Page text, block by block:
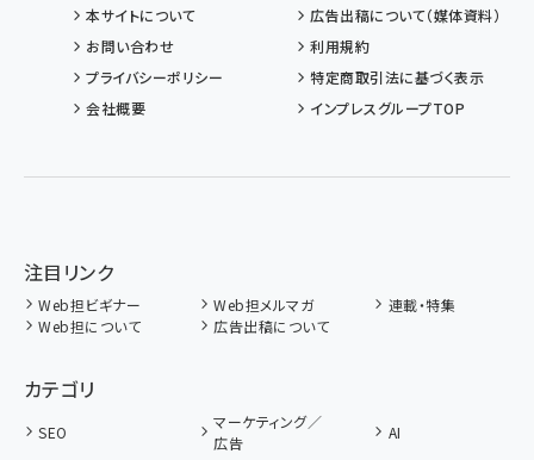
本サイトについて
広告出稿について（媒体資料）
お問い合わせ
利用規約
プライバシーポリシー
特定商取引法に基づく表示
会社概要
インプレスグループTOP
注目リンク
Web担ビギナー Web担メルマガ
連載・特集
Web担について
広告出稿について
カテゴリ
SEO
マーケティング／
広告
AI